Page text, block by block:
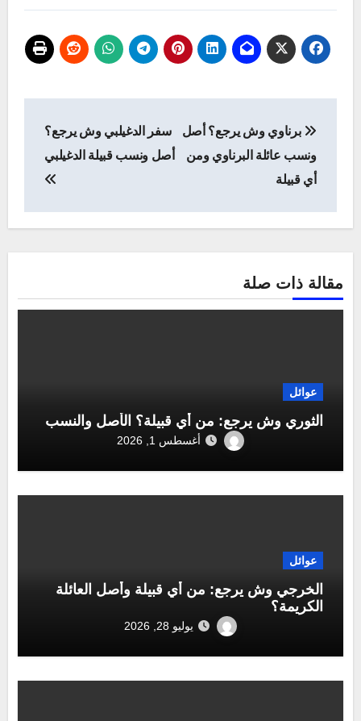
المقالات
برناوي وش يرجع؟ أصل
ونسب عائلة البرناوي ومن
أي قبيلة
سفر الدغيلبي وش يرجع؟
أصل ونسب قبيلة الدغيلبي
مقالة ذات صلة
عوائل
الثوري وش يرجع: من أي قبيلة؟ الأصل والنسب
أغسطس 1, 2026
عوائل
الخرجي وش يرجع: من أي قبيلة وأصل العائلة
الكريمة؟
يوليو 28, 2026